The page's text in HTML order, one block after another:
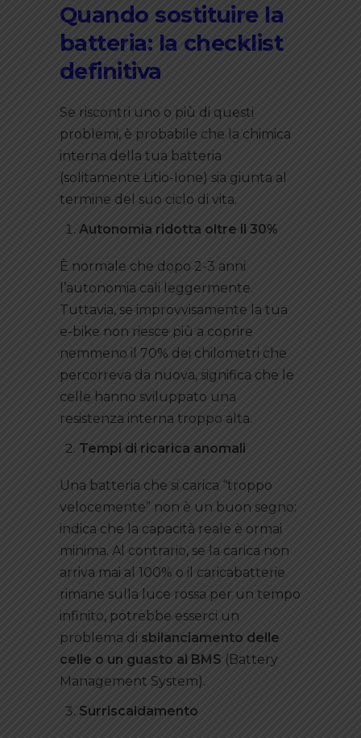
Quando sostituire la
batteria: la checklist
definitiva
Se riscontri uno o più di questi
problemi, è probabile che la chimica
interna della tua batteria
(solitamente Litio-Ione) sia giunta al
termine del suo ciclo di vita.
Autonomia ridotta oltre il 30%
È normale che dopo 2-3 anni
l’autonomia cali leggermente.
Tuttavia, se improvvisamente la tua
e-bike non riesce più a coprire
nemmeno il 70% dei chilometri che
percorreva da nuova, significa che le
celle hanno sviluppato una
resistenza interna troppo alta.
Tempi di ricarica anomali
Una batteria che si carica “troppo
velocemente” non è un buon segno:
indica che la capacità reale è ormai
minima. Al contrario, se la carica non
arriva mai al 100% o il caricabatterie
rimane sulla luce rossa per un tempo
infinito, potrebbe esserci un
problema di sbilanciamento delle
celle o un guasto al BMS (Battery
Management System).
Surriscaldamento